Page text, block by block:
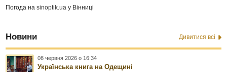
Погода наsinoptik.ua у Вінниці
Новини Дивитися всі
08 червня 2026 о 16:34
Українська книга на Одещині